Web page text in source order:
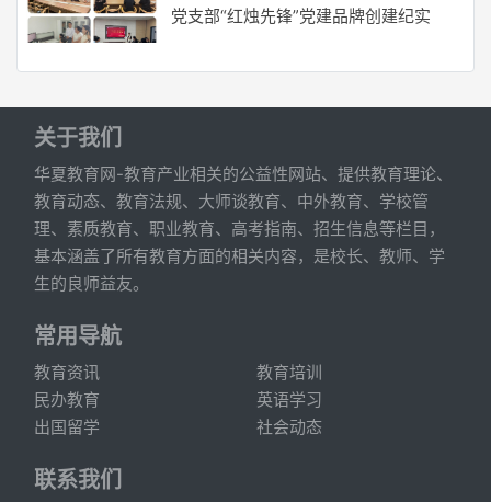
党支部“红烛先锋”党建品牌创建纪实
关于我们
华夏教育网-教育产业相关的公益性网站、提供教育理论、
教育动态、教育法规、大师谈教育、中外教育、学校管
理、素质教育、职业教育、高考指南、招生信息等栏目，
基本涵盖了所有教育方面的相关内容，是校长、教师、学
生的良师益友。
常用导航
教育资讯
教育培训
民办教育
英语学习
出国留学
社会动态
联系我们